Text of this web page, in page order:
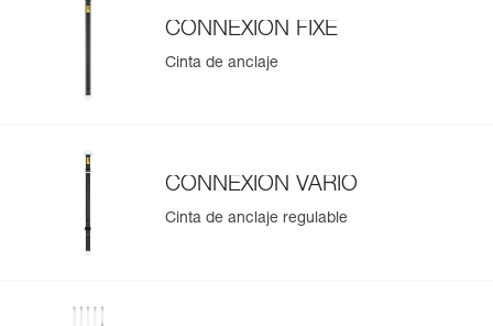
CONNEXION FIXE
Cinta de anclaje
CONNEXION VARIO
Cinta de anclaje regulable